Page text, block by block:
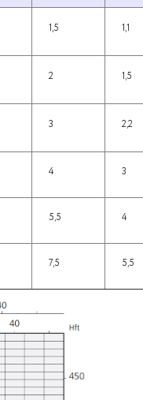
1,5 1,1
2 1,5
3 2,2
4 3
5,5 4
7,5 5,5